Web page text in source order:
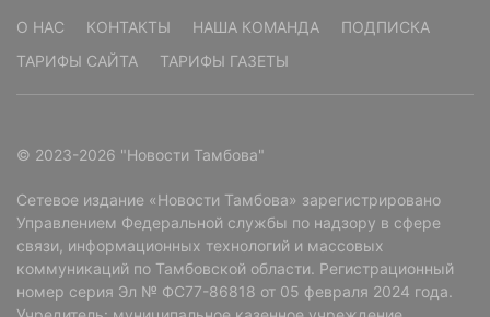
О НАС КОНТАКТЫ НАША КОМАНДА
ПОДПИСКА
ТАРИФЫ САЙТА
ТАРИФЫ ГАЗЕТЫ
© 2023-2026 "Новости Тамбова"
Сетевое издание «Новости Тамбова» зарегистрировано
Управлением Федеральной службы по надзору в сфере
связи, информационных технологий и массовых
коммуникаций по Тамбовской области. Регистрационный
номер серия Эл № ФС77-86818 от 05 февраля 2024 года.